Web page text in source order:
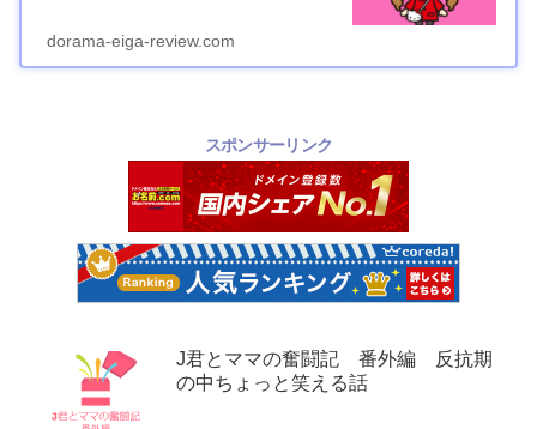
dorama-eiga-review.com
スポンサーリンク
J君とママの奮闘記 番外編 反抗期
の中ちょっと笑える話